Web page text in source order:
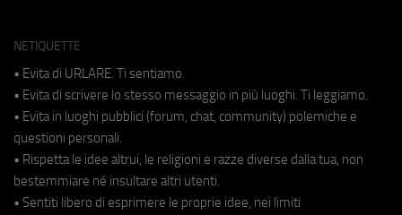
NETIQUETTE
• Evita di URLARE. Ti sentiamo.
• Evita di scrivere lo stesso messaggio in più luoghi. Ti leggiamo.
• Evita in luoghi pubblici (forum, chat, community) polemiche e
questioni personali.
• Rispetta le idee altrui, le religioni e razze diverse dalla tua, non
bestemmiare né insultare altri utenti.
• Sentiti libero di esprimere le proprie idee, nei limiti